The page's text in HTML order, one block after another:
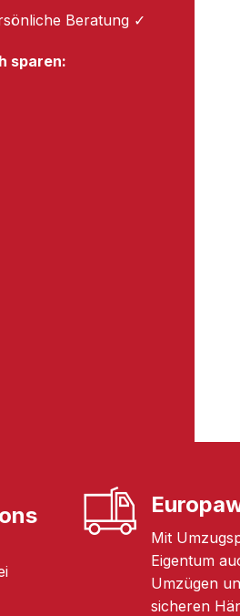
Beratung ✓
sparen:
Mit
Eigentum
Umzügen
sicheren